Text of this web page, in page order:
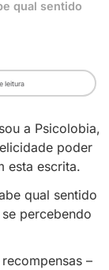
2min de leitura
Eu sou a